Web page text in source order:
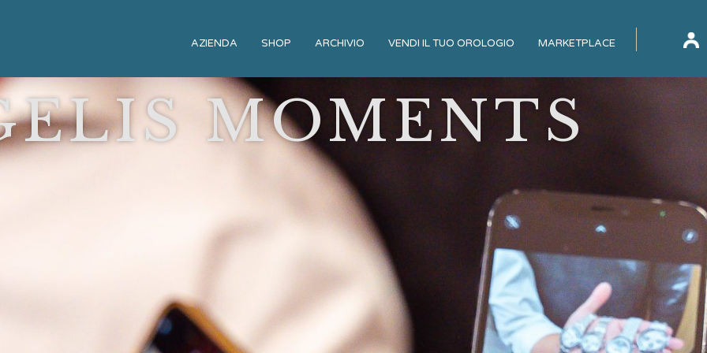
AZIENDA SHOP ARCHIVIO VENDI IL TUO OROLOGIO MARKETPLACE
MOMENTS